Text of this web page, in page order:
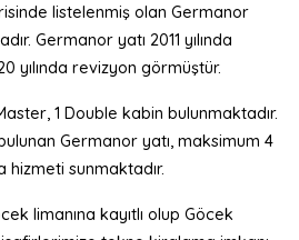
listelenmiş olan Germanor
Germanor yatı 2011 yılında
yılında revizyon görmüştür.
1 Double kabin bulunmaktadır.
Germanor yatı, maksimum 4
sunmaktadır.
limanına kayıtlı olup Göcek